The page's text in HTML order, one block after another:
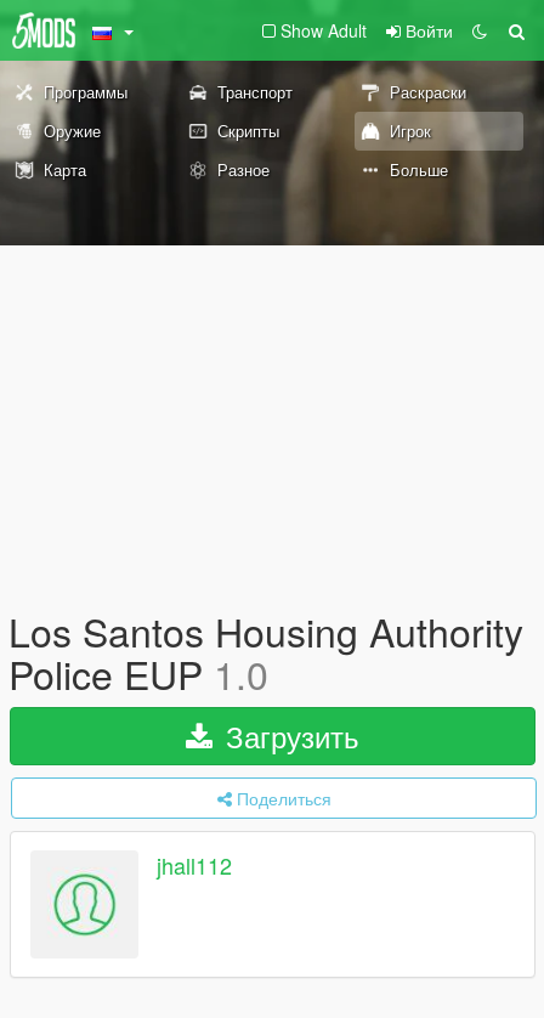
Show Adult Войти
Программы Транспорт
Раскраски
Оружие
Скрипты
Игрок
Карта
Разное Больше
Los Santos Housing Authority
Police EUP 1.0
Загрузить
Поделиться
jhall112